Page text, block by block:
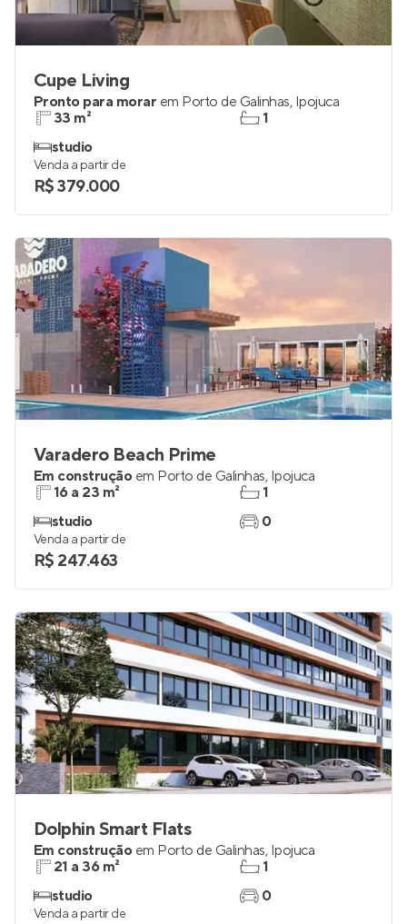
Cupe Living
Pronto para morar em Porto de Galinhas, Ipojuca
33 m²
studio
1
Venda a partir de
R$ 379.000
Varadero Beach Prime
Em construção em Porto de Galinhas, Ipojuca
16 a 23 m²
studio
1
0
Venda a partir de
R$ 247.463
Dolphin Smart Flats
Em construção em Porto de Galinhas, Ipojuca
21 a 36 m²
studio
1
0
Venda a partir de